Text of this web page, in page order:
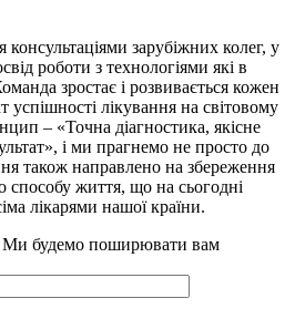
зарубіжних колег, у
роботи з технологіями які в
зростає і розвивається кожен
успішності лікування на світовому
– «Точна діагностика, якісне
і ми прагнемо не просто до
також направлено на збереження
способу життя, що на сьогодні
лікарями нашої країни.
Ми будемо поширювати вам